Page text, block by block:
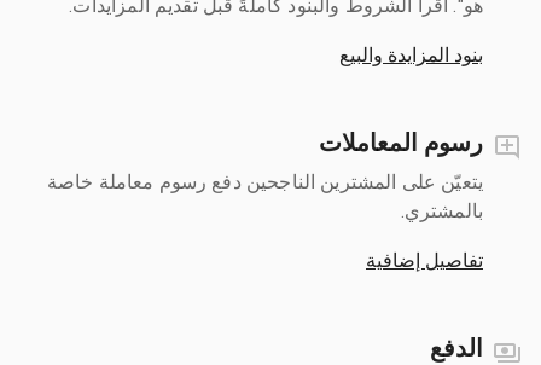
هو". اقرأ الشروط والبنود كاملةً قبل تقديم المزايدات.
بنود المزايدة والبيع
رسوم المعاملات
يتعيّن على المشترين الناجحين دفع رسوم معاملة خاصة
بالمشتري.
تفاصيل إضافية
الدفع